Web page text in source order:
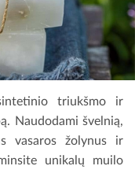
triukšmo ir
Naudodami švelnią,
vasaros žolynus ir
unikalų muilo